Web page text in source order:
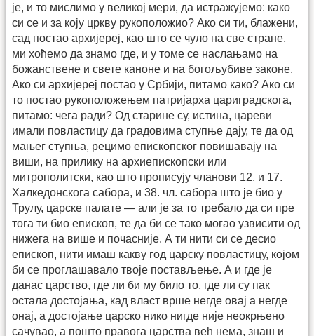
је, и то мислимо у великој мери, да истражујемо: како
си се и за коју цркву рукоположио? Ако си ти, блажени,
сад постао архијереј, као што се чуло на све стране,
ми хоћемо да знамо где, и у томе се наслањамо на
божанствене и свете каноне и на богољубиве законе.
Ако си архијереј постао у Србији, питамо како? Ако си
то постао рукоположењем патријарха цариградскога,
питамо: чега ради? Од старине су, истина, цареви
имали повластицу да градовима ступње дају, те да од
мањег ступња, рецимо епископског повишавају на
виши, на прилику на архиепископски или
митрополитски, као што прописују чланови 12. и 17.
Халкедонскога сабора, и 38. чл. сабора што је био у
Трулу, царске палате — али је за то требало да си пре
тога ти био епископ, те да би се тако могао узвисити од
нижега на више и почасније. А ти нити си се десио
епископ, нити имаш какву год царску повластицу, којом
би се проглашавало твоје постављење. А и где је
данас царство, где ли би му било то, где ли су пак
остала достојања, кад власт врше негде овај а негде
онај, а достојање царско нико нигде није неокрњено
сачувао, а пошто правога царства већ нема, знаш и